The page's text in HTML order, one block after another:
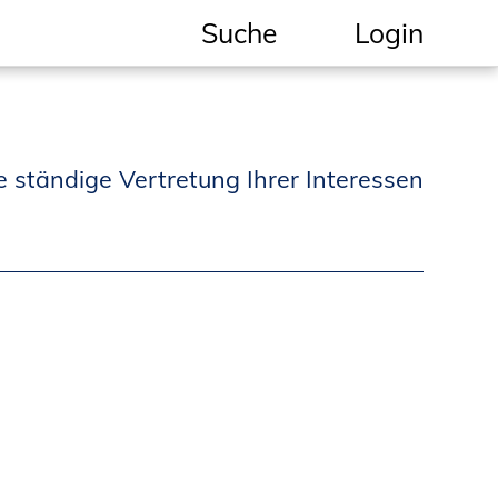
Suche
Informationen für
Login
ständige Vertretung Ihrer Interessen